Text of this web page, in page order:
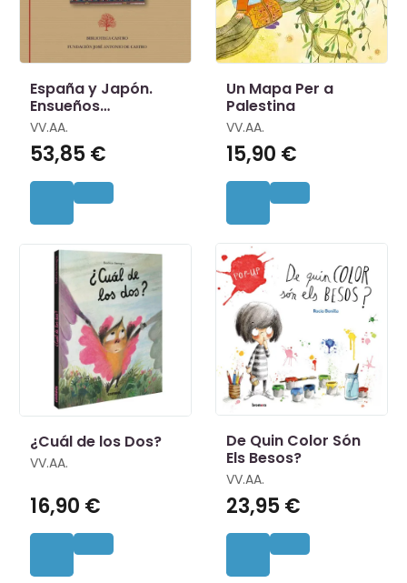
España y Japón.
Ensueños
Misioneros y
Amenazas de
Guerra (Siglos
VV.AA.
53,85 €
Un Mapa Per a
Palestina
VV.AA.
15,90 €
¿Cuál de los Dos?
VV.AA.
16,90 €
De Quin Color Són
Els Besos?
VV.AA.
23,95 €